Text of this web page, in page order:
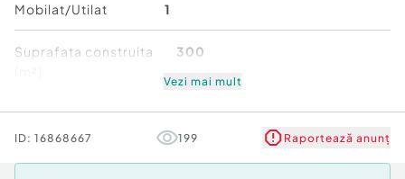
Posibilitate parcare: Da
Nr. locuri parcare:
Gaz
Mobilat/Utilat 1
Suprafata construita
300
Stare Nouă
Vezi mai mult
ID: 16868667 199 Raportează anunț